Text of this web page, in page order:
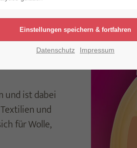
ist
auf
Speick
geeignet.
und ist dabei
und
für Wolle,
Datenschutz Impressum